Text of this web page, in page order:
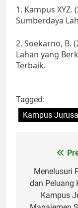
1. Kampus XYZ.
Sumberdaya
2. Soekarno, B.
Lahan yang
Terbaik.
Tagged:
Kampus
Menelusuri
dan Peluang
Kampus